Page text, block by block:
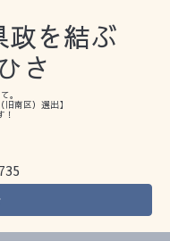
政を結ぶ
さ
。
南区）選出】